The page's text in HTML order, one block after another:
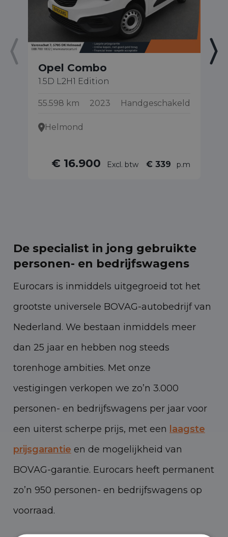
Opel Combo
1.5D L2H1 Edition
55.598 km 2023 Handgeschakeld
Helmond
€ 16.900 Excl. btw € 339 p.m
De specialist in jong gebruikte
personen- en bedrijfswagens
Eurocars is inmiddels uitgegroeid tot het
grootste universele BOVAG-autobedrijf van
Nederland. We bestaan inmiddels meer
dan 25 jaar en hebben nog steeds
torenhoge ambities. Met onze
vestigingen verkopen we zo’n 3.000
personen- en bedrijfswagens per jaar voor
een uiterst scherpe prijs, met een laagste
prijsgarantie en de mogelijkheid van
BOVAG-garantie. Eurocars heeft permanent
zo’n 950 personen- en bedrijfswagens op
voorraad.